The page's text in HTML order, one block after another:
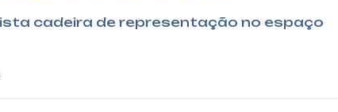
cadeira de representação no espaço